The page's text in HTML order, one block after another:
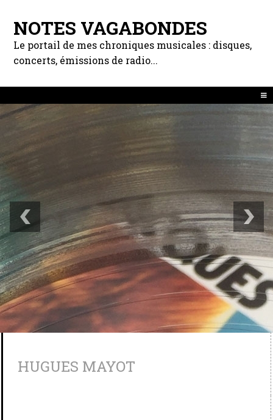
NOTES VAGABONDES
Le portail de mes chroniques musicales : disques,
concerts, émissions de radio...
HUGUES MAYOT